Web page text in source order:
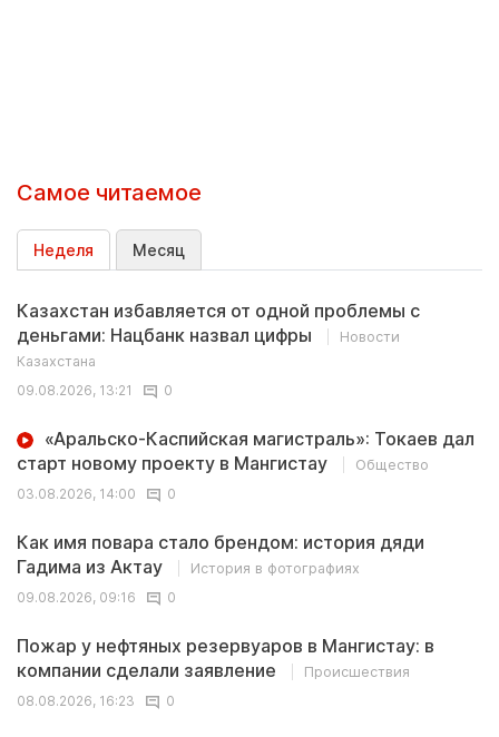
Самое читаемое
Неделя Месяц
Казахстан избавляется от одной проблемы с
деньгами: Нацбанк назвал цифры
Новости
Казахстана
09.08.2026, 13:21
0
«Аральско-Каспийская магистраль»: Токаев дал
старт новому проекту в Мангистау
Общество
03.08.2026, 14:00
0
Как имя повара стало брендом: история дяди
Гадима из Актау
История в фотографиях
09.08.2026, 09:16
0
Пожар у нефтяных резервуаров в Мангистау: в
компании сделали заявление
Происшествия
08.08.2026, 16:23
0